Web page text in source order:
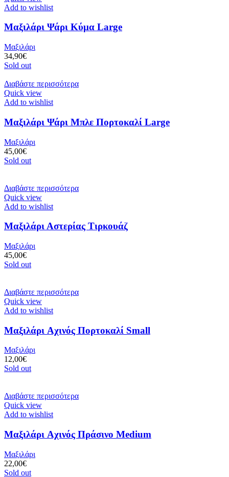
Add to wishlist
Μαξιλάρι Ψάρι Κύμα Large
Μαξιλάρι
34,90€
Sold out
Διαβάστε περισσότερα
Quick view
Add to wishlist
Μαξιλάρι Ψάρι Μπλε Πορτοκαλί Large
Μαξιλάρι
45,00€
Sold out
Διαβάστε περισσότερα
Quick view
Add to wishlist
Μαξιλάρι Αστερίας Τιρκουάζ
Μαξιλάρι
45,00€
Sold out
Διαβάστε περισσότερα
Quick view
Add to wishlist
Μαξιλάρι Aχινός Πορτοκαλί Small
Μαξιλάρι
12,00€
Sold out
Διαβάστε περισσότερα
Quick view
Add to wishlist
Μαξιλάρι Aχινός Πράσινο Medium
Μαξιλάρι
22,00€
Sold out